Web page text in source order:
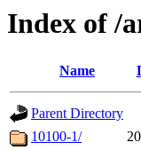
Index of /
Name
Parent Directory
10100-1/